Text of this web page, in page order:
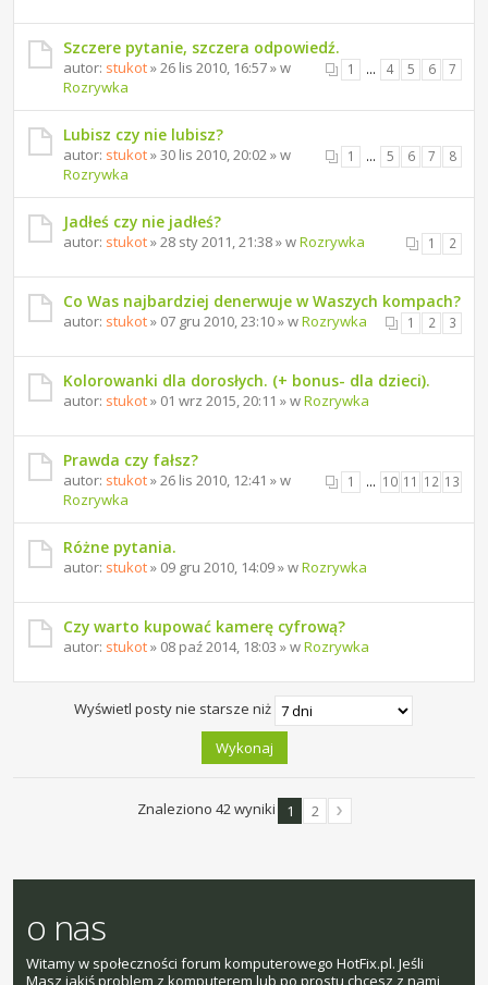
Szczere pytanie, szczera odpowiedź.
1 … 4 5 6 7
autor: stukot» 26 lis 2010, 16:57 » w
Rozrywka
Lubisz czy nie lubisz?
1 … 5 6 7 8
autor: stukot» 30 lis 2010, 20:02 » w
Rozrywka
Jadłeś czy nie jadłeś?
1 2
autor: stukot» 28 sty 2011, 21:38 » wRozrywka
Co Was najbardziej denerwuje w Waszych kompach?
1 2 3
autor: stukot» 07 gru 2010, 23:10 » wRozrywka
Kolorowanki dla dorosłych. (+ bonus- dla dzieci).
autor: stukot» 01 wrz 2015, 20:11 » wRozrywka
Prawda czy fałsz?
1 … 10 11 12 13
autor: stukot» 26 lis 2010, 12:41 » w
Rozrywka
Różne pytania.
autor: stukot» 09 gru 2010, 14:09 » wRozrywka
Czy warto kupować kamerę cyfrową?
autor: stukot» 08 paź 2014, 18:03 » wRozrywka
Wyświetl posty nie starsze niż
Znaleziono 42 wyniki 1 2
o nas
Witamy w społeczności forum komputerowego HotFix.pl. Jeśli
Masz jakiś problem z komputerem lub po prostu chcesz z nami